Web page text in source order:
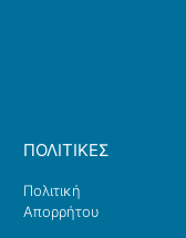
ΠΟΛΙΤΙΚΕΣ
Πολιτική
Απορρήτου